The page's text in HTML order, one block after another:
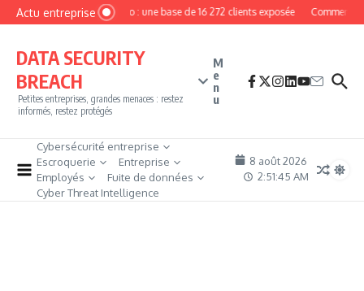
Aller au contenu
Actu entrepriseMyPhoto : une base de 16 272 clients exposée Comment
DATA SECURITY
BREACH
Petites entreprises, grandes menaces : restez
informés, restez protégés
M
e
n
u
Cybersécurité entreprise
Escroquerie
Entreprise
Employés
Fuite de données
Cyber Threat Intelligence
8 août 2026
2:51:46 AM